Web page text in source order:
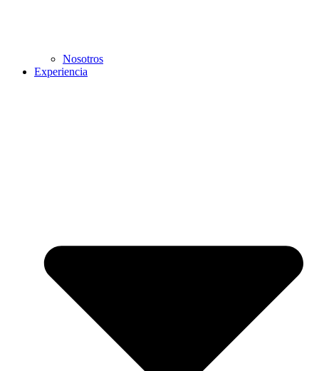
Nosotros
Experiencia